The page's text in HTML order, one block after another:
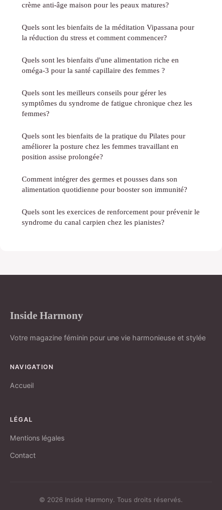
crème anti-âge maison pour les peaux matures?
Quels sont les bienfaits de la méditation Vipassana pour
la réduction du stress et comment commencer?
Quels sont les bienfaits d'une alimentation riche en
oméga-3 pour la santé capillaire des femmes ?
Quels sont les meilleurs conseils pour gérer les
symptômes du syndrome de fatigue chronique chez les
femmes?
Quels sont les bienfaits de la pratique du Pilates pour
améliorer la posture chez les femmes travaillant en
position assise prolongée?
Comment intégrer des germes et pousses dans son
alimentation quotidienne pour booster son immunité?
Quels sont les exercices de renforcement pour prévenir le
syndrome du canal carpien chez les pianistes?
Inside Harmony
Votre magazine féminin pour une vie harmonieuse et stylée
NAVIGATION
Accueil
LÉGAL
Mentions légales
Contact
© 2026 Inside Harmony. Tous droits réservés.